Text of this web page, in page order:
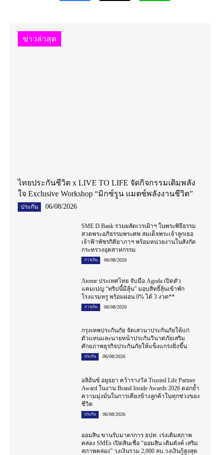
ข่าวล่าสุด
ไทยประกันชีวิต x LIVE TO LIFE จัดกิจกรรมเติมพลัง
ใจ Exclusive Workshop “มิกซ์รูน แมตช์พลังงานชีวิต”
ประกัน 06/08/2026
SME D Bank ร่วมผลัดเวรเฝ้าฯ ในพระพิธีธรรม
สวดพระอภิธรรมพระศพ สมเด็จพระเจ้าลูกเธอ
เจ้าฟ้าพัชรกิติยาภาฯ พร้อมหน่วยงานในสังกัด
กระทรวงอุตสาหกรรม
การเงิน 06/08/2026
Atome ประเทศไทย จับมือ Agoda เปิดตัว
แคมเปญ “ทริปนี้มีลุ้น” มอบสิทธิ์ลุ้นเข้าพัก
โรงแรมหรู พร้อมผ่อน 0% ได้ 3 งวด**
การเงิน 06/08/2026
กรุงเทพประกันภัย จัดเสวนาประกันภัยให้แก่
ตัวแทนและนายหน้าประกันวินาศภัยเสริม
ศักยภาพธุรกิจประกันภัยให้แข็งแกร่งยิ่งขึ้น
ประกัน 06/08/2026
อลิอันซ์ อยุธยา คว้ารางวัล Trusted Life Partner
Award ในงาน Brand Inside Awards 2026 ตอกย้ำ
ความมุ่งมั่นในการเคียงข้างลูกค้าในทุกช่วงของ
ชีวิต
ประกัน 06/08/2026
ออมสิน ขานรับมาตรการ ธปท. เร่งเติมสภาพ
คล่อง SMEs เปิดสินเชื่อ “ออมสิน เติมตังค์ เสริม
สภาพคล่อง” วงเงินรวม 2,000 ลบ.วงเงินกู้สูงสุด